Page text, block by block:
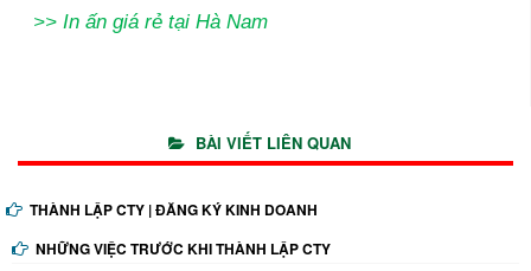
>> In ấn giá rẻ tại Hà Nam
BÀI VIẾT LIÊN QUAN
THÀNH LẬP CTY | ĐĂNG KÝ KINH DOANH
NHỮNG VIỆC TRƯỚC KHI THÀNH LẬP CTY